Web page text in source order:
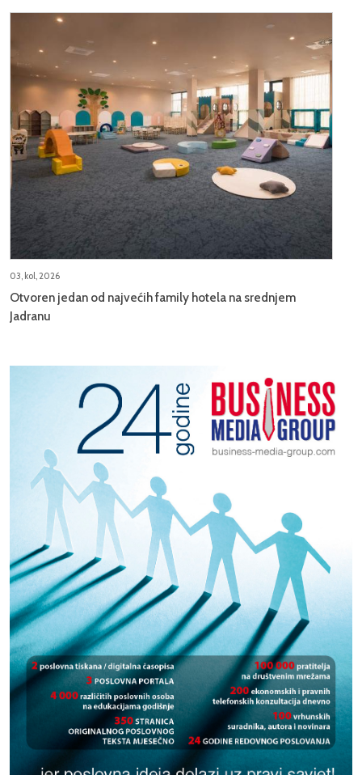
03, kol, 2026
Otvoren jedan od najvećih family hotela na srednjem
Jadranu